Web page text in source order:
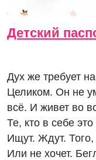
Детский
Дух же требует
Целиком. Он не
всё. И живет во
Те, кто в себе
Ищут. Ждут. Того,
Или не хочет.